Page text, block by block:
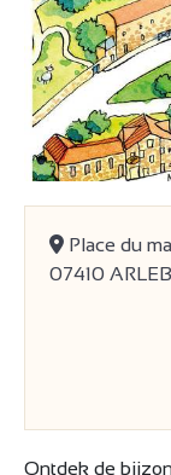
Place du
07410
Ontdek de